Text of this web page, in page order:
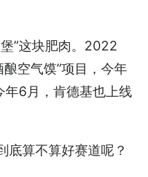
”这块肥肉。2022
空气馍”项目，今年
年6月，肯德基也上线
底算不算好赛道呢？